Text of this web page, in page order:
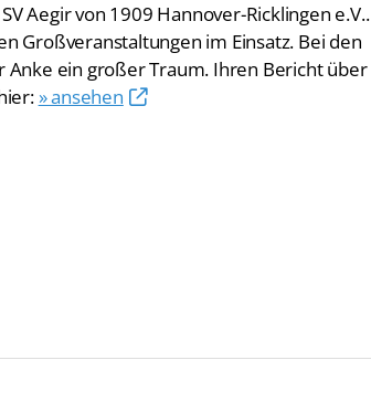
Aegir von 1909 Hannover-Ricklingen e.V..
Großveranstaltungen im Einsatz. Bei den
Anke ein großer Traum. Ihren Bericht über
» ansehen